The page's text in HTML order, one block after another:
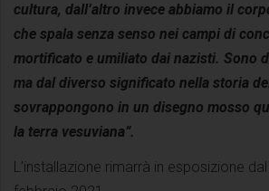
cultura, dall’altro invece abbiamo il
che spala senza senso nei campi di
mortificato e umiliato dai nazisti. Sono
ma dal diverso significato nella storia
sovrappongono in un disegno mosso
la terra vesuviana”.
L’installazione rimarrà in esposizione